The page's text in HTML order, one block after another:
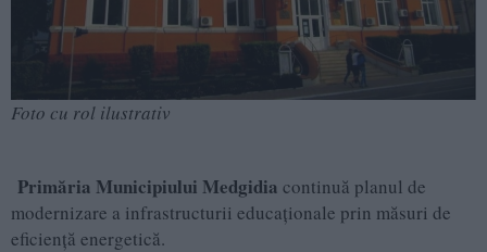
Foto cu rol ilustrativ
Primăria Municipiului Medgidia continuă planul de
modernizare a infrastructurii educaționale prin măsuri de
eficiență energetică.